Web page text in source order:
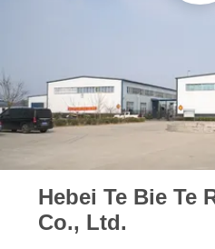
Hebei Te Bie Te
Co., Ltd.